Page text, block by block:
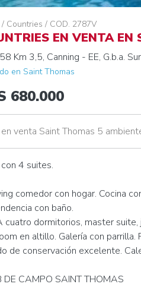
Countries / COD. 2787V
EN VENTA
Km 3,5, Canning - EE, G.b.a.
en Saint Thomas
680.000
venta Saint Thomas 5
4 suites.
comedor con hogar. Cocina
con baño.
cuatro dormitorios, master
en altillo. Galería con parrilla.
de conservación excelente.
DE CAMPO SAINT THOMAS